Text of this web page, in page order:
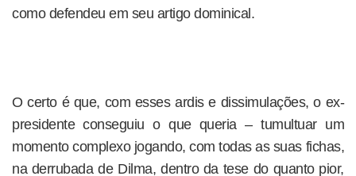
como defendeu em seu artigo dominical.
O certo é que, com esses ardis e dissimulações, o ex-
presidente conseguiu o que queria – tumultuar um
momento complexo jogando, com todas as suas fichas,
na derrubada de Dilma, dentro da tese do quanto pior,